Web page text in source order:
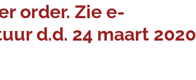
order. Zie e-
d.d. 24 maart